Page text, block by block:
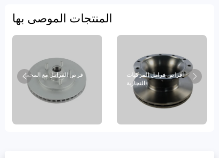
المنتجات الموصى بها
قرص الفرامل مع المحمل
أقراص فرامل المركبات
التجارية